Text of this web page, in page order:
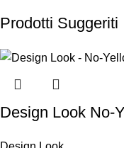
Prodotti Suggeriti
Design Look No-